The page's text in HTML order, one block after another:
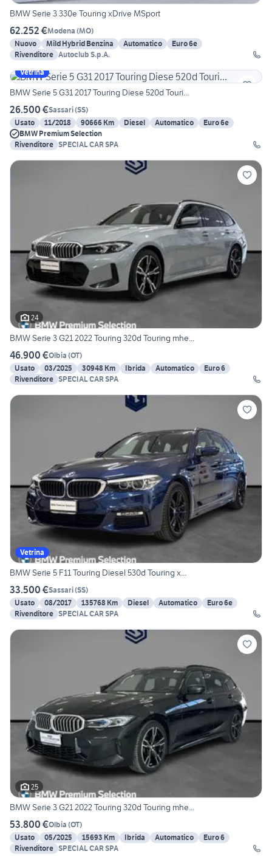
BMW Serie 3 330e Touring xDrive MSport
62.252 €Modena (MO)
Nuovo
Mild Hybrid Benzina Automatico
Euro 6e
Rivenditore Autoclub S.p.A.
Vetrina
BMW Serie 5 G31 2017 Touring Diese 520d Touri...
26.500 €Sassari(SS)
Usato
11/2018 90666 Km Diesel Automatico
Euro 6e
BMW Premium Selection
Rivenditore SPECIAL CAR SPA
24
BMW Serie 3 G21 2022 Touring 320d Touring mhe...
46.900 €Olbia (OT)
Usato
03/2025 30948 Km Ibrida Automatico
Euro 6
Rivenditore SPECIAL CAR SPA
Vetrina
BMW Serie 5 F11 Touring Diesel 530d Touring x...
33.500 €Sassari(SS)
Usato
08/2017 135768 Km Diesel Automatico
Euro 6e
Rivenditore SPECIAL CAR SPA
25
BMW Serie 3 G21 2022 Touring 320d Touring mhe...
53.800 €Olbia (OT)
Usato
05/2025 15693 Km Ibrida Automatico
Euro 6
Rivenditore SPECIAL CAR SPA